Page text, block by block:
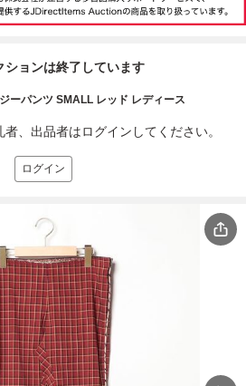
ションは終了しています
ーパンツ SMALL レッド レディース
、出品者はログインしてください。
ログイン